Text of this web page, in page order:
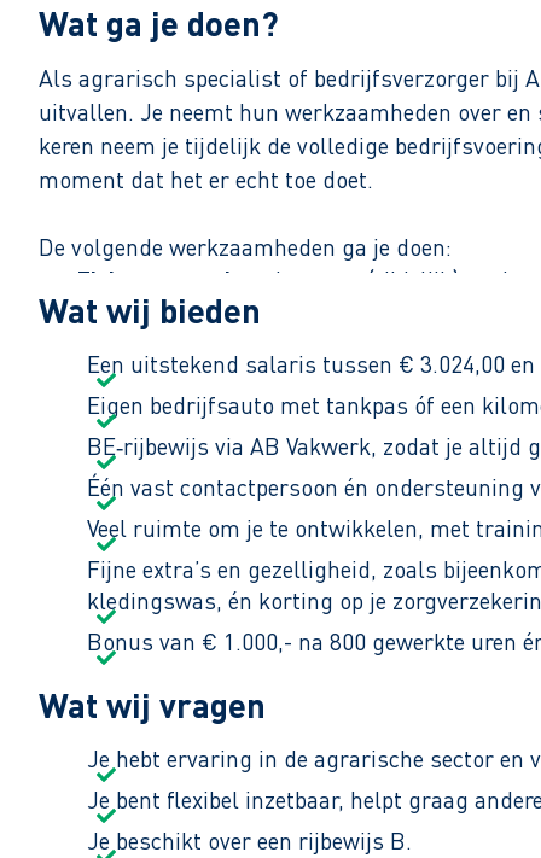
Wat ga je doen?
Als agrarisch specialist of bedrijfsverzorger bij
uitvallen. Je neemt hun werkzaamheden over
keren neem je tijdelijk de volledige
moment dat het er echt toe doet.
De volgende werkzaamheden ga je doen:
Ziektevervanging.
Je neemt (tijdelijk)
de dagelijkse bedrijfsvoering.
Specialistische diensten.
Naast vervanging
klauwverzorging, plaagdierbestrijding en
Ondersteuning en meedenken.Je bent een
vindingrijk mee over praktische oplossingen.
En het mooiste? Werken via AB Vakwerk
vrijmaken om familie in het buitenland te
Wat wij bieden
Een uitstekend salaris tussen € 3.024,00
Eigen bedrijfsauto met tankpas óf een
BE‑rijbewijs via AB Vakwerk, zodat je altijd
Één vast contactpersoon én ondersteuning
Veel ruimte om je te ontwikkelen, met
Fijne extra’s en gezelligheid, zoals
kledingswas, én korting op je
Bonus van € 1.000,- na 800 gewerkte uren
Wat wij vragen
Je hebt ervaring in de agrarische sector en
Je bent flexibel inzetbaar, helpt graag
Je beschikt over een rijbewijs B.